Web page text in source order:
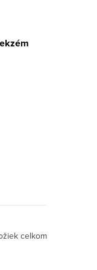
celkom